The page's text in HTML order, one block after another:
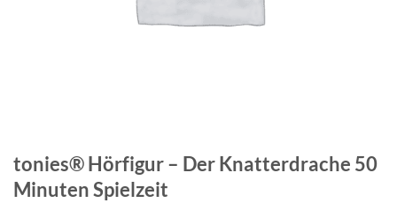
tonies® Hörfigur – Der Knatterdrache 50
Minuten Spielzeit